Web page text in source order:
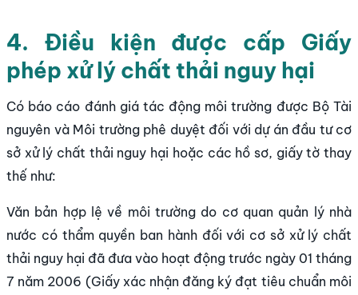
4. Điều kiện được cấp Giấy
phép xử lý chất thải nguy hại
Có báo cáo đánh giá tác động môi trường được Bộ Tài
nguyên và Môi trường phê duyệt đối với dự án đầu tư cơ
sở xử lý chất thải nguy hại hoặc các hồ sơ, giấy tờ thay
thế như:
Văn bản hợp lệ về môi trường do cơ quan quản lý nhà
nước có thẩm quyền ban hành đối với cơ sở xử lý chất
thải nguy hại đã đưa vào hoạt động trước ngày 01 tháng
7 năm 2006 (Giấy xác nhận đăng ký đạt tiêu chuẩn môi